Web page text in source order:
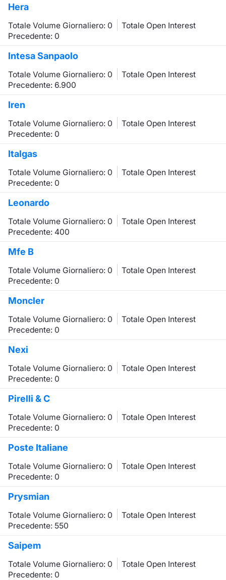
Hera
Totale Volume Giornaliero: 0
Totale Open Interest
Precedente: 0
Intesa Sanpaolo
Totale Volume Giornaliero: 0
Totale Open Interest
Precedente: 6.900
Iren
Totale Volume Giornaliero: 0
Totale Open Interest
Precedente: 0
Italgas
Totale Volume Giornaliero: 0
Totale Open Interest
Precedente: 0
Leonardo
Totale Volume Giornaliero: 0
Totale Open Interest
Precedente: 400
Mfe B
Totale Volume Giornaliero: 0
Totale Open Interest
Precedente: 0
Moncler
Totale Volume Giornaliero: 0
Totale Open Interest
Precedente: 0
Nexi
Totale Volume Giornaliero: 0
Totale Open Interest
Precedente: 0
Pirelli & C
Totale Volume Giornaliero: 0
Totale Open Interest
Precedente: 0
Poste Italiane
Totale Volume Giornaliero: 0
Totale Open Interest
Precedente: 0
Prysmian
Totale Volume Giornaliero: 0
Totale Open Interest
Precedente: 550
Saipem
Totale Volume Giornaliero: 0
Totale Open Interest
Precedente: 0